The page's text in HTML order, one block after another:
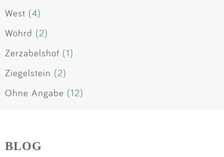
West (4)
Wöhrd (2)
Zerzabelshof (1)
Ziegelstein (2)
Ohne Angabe (12)
BLOG